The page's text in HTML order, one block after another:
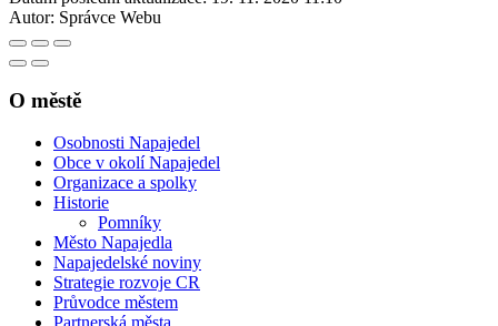
Autor: Správce Webu
O městě
Osobnosti Napajedel
Obce v okolí Napajedel
Organizace a spolky
Historie
Pomníky
Město Napajedla
Napajedelské noviny
Strategie rozvoje CR
Průvodce městem